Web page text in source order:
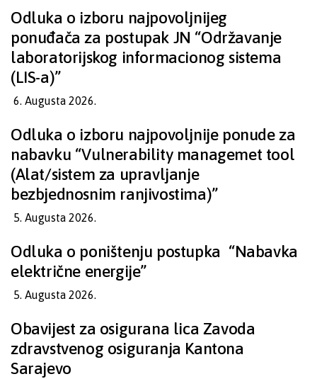
Odluka o izboru najpovoljnijeg
ponuđača za postupak JN “Održavanje
laboratorijskog informacionog sistema
(LIS-a)”
6. Augusta 2026.
Odluka o izboru najpovoljnije ponude za
nabavku “Vulnerability managemet tool
(Alat/sistem za upravljanje
bezbjednosnim ranjivostima)”
5. Augusta 2026.
Odluka o poništenju postupka “Nabavka
električne energije”
5. Augusta 2026.
Obavijest za osigurana lica Zavoda
zdravstvenog osiguranja Kantona
Sarajevo